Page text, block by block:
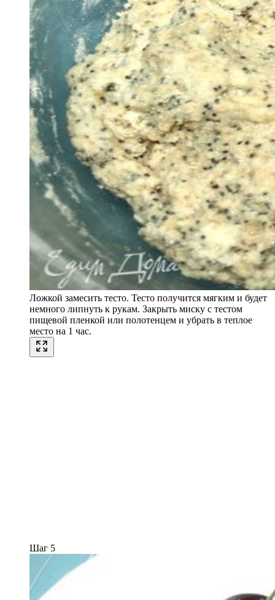
Ложкой замесить тесто. Тесто получится мягким и будет
немного липнуть к рукам. Закрыть миску с тестом
пищевой пленкой или полотенцем и убрать в теплое
место на 1 час.
Шаг 5